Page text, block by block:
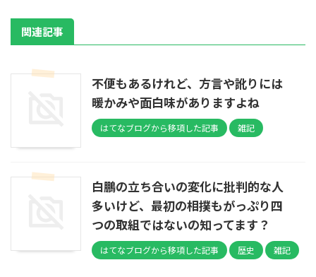
関連記事
不便もあるけれど、方言や訛りには
暖かみや面白味がありますよね
はてなブログから移項した記事 雑記
白鵬の立ち合いの変化に批判的な人
多いけど、最初の相撲もがっぷり四
つの取組ではないの知ってます？
はてなブログから移項した記事 歴史 雑記